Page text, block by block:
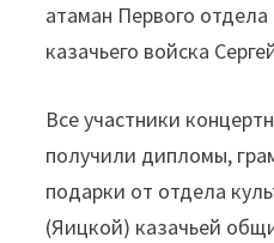
атаман Первого отдела
казачьего войска
Все участники
получили дипломы,
подарки от отдела
(Яицкой) казачьей